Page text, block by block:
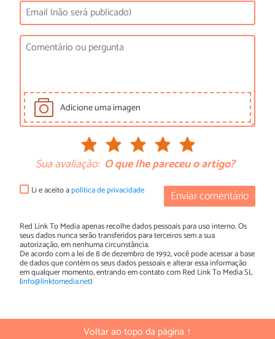
Adicione uma imagen
Sua avaliação: O que lhe pareceu o artigo?
Enviar comentário
Li e aceito apolítica de privacidade
Red Link To Media apenas recolhe dados pessoais para uso interno. Os
seus dados nunca serão transferidos para terceiros sem a sua
autorização, em nenhuma circunstância.
De acordo com a lei de 8 de dezembro de 1992, você pode acessar a base
de dados que contém os seus dados pessoais e alterar essa informação
em qualquer momento, entrando em contato com Red Link To Media SL
(info@linktomedia.net)
Voltar ao topo da página ↑